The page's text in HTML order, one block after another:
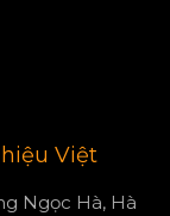
Việt
Ngọc Hà, Hà